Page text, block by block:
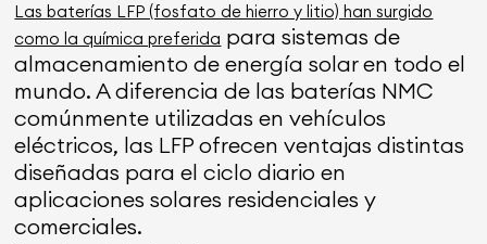
Las baterías LFP (fosfato de hierro y litio) han surgido
como la química preferida para sistemas de
almacenamiento de energía solar en todo el
mundo. A diferencia de las baterías NMC
comúnmente utilizadas en vehículos
eléctricos, las LFP ofrecen ventajas distintas
diseñadas para el ciclo diario en
aplicaciones solares residenciales y
comerciales.